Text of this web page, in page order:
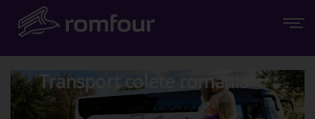
Transport colete romania